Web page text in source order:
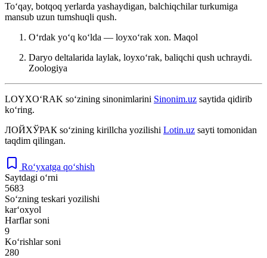
Toʻqay, botqoq yerlarda yashaydigan, balchiqchilar turkumiga
mansub uzun tumshuqli qush.
Oʻrdak yoʻq koʻlda — loyxoʻrak xon. Maqol
Daryo deltalarida laylak, loyxoʻrak, baliqchi qush uchraydi.
Zoologiya
LOYXO‘RAK so‘zining sinonimlarini Sinonim.uz saytida qidirib
ko‘ring.
ЛОЙХЎРАК so‘zining kirillcha yozilishi Lotin.uz sayti tomonidan
taqdim qilingan.
Ro‘yxatga qo‘shish
Saytdagi o‘rni
5683
So‘zning teskari yozilishi
kar‘oxyol
Harflar soni
9
Ko‘rishlar soni
280